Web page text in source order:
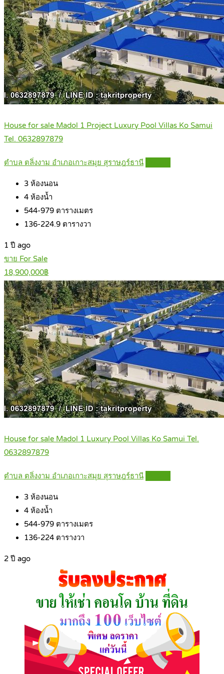
House for sale Madol 1 Project Luxury Pool Villas Ko Samui
Tel. 0632897879
ตำบล ตลิ่งงาม อำเภอเกาะสมุย สุราษฎร์ธานี
3 ห้องนอน
4 ห้องน้ำ
544-979 ตารางเมตร
136-224.9 ตารางวา
1 ปี ago
ขาย For Sale
18,900,000฿
House for sale Madol 1 Luxury Pool Villas Ko Samui Tel.
0632897879
ตำบล ตลิ่งงาม อำเภอเกาะสมุย สุราษฎร์ธานี
3 ห้องนอน
4 ห้องน้ำ
544-979 ตารางเมตร
136-224 ตารางวา
2 ปี ago